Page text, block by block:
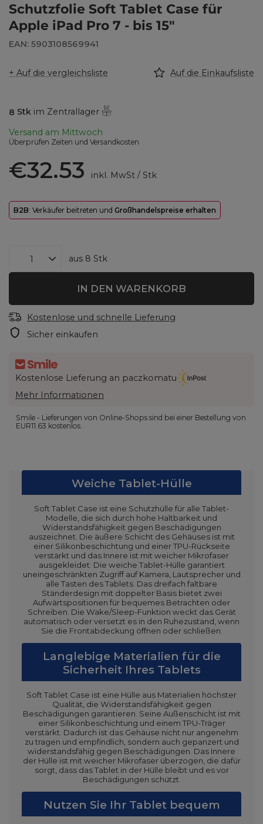
Schutzfolie Soft Tablet Case für
Apple iPad Pro 7 - bis 15"
EAN: 5903108569941
+ Auf die vergleichsliste Auf die Einkaufsliste
8 Stk im Zentrallager
Versand am Mittwoch
Überprüfen Zeiten und Versandkosten
€32.53 inkl. MwSt/ Stk
B2B: Verkäufer beitreten und Großhandelspreise erhalten
aus 8 Stk
IN DEN WARENKORB
Kostenlose und schnelle Lieferung
Sicher einkaufen
Kostenlose Lieferung an paczkomatu
Mehr Informationen
Smile - Lieferungen von Online-Shops sind bei einer Bestellung von
EUR11.63 kostenlos.
Weiche Tablet-Hülle
Soft Tablet Case ist eine Schutzhülle für alle Tablet-
Modelle, die sich durch hohe Haltbarkeit und
Widerstandsfähigkeit gegen Beschädigungen
auszeichnet. Die äußere Schicht des Gehäuses ist mit
einer Silikonbeschichtung und einer TPU-Rückseite
verstärkt und das Innere ist mit weicher Mikrofaser
ausgekleidet. Die weiche Tablet-Hülle garantiert
uneingeschränkten Zugriff auf Kamera, Lautsprecher und
alle Tasten des Tablets. Das dreifach faltbare
Ständerdesign mit doppelter Basis bietet zwei
Aufwärtspositionen für bequemes Betrachten oder
Schreiben. Die Wake/Sleep-Funktion weckt das Gerät
automatisch oder versetzt es in den Ruhezustand, wenn
Sie die Frontabdeckung öffnen oder schließen.
Langlebige Materialien für die
Sicherheit Ihres Tablets
Soft Tablet Case ist eine Hülle aus Materialien höchster
Qualität, die Widerstandsfähigkeit gegen
Beschädigungen garantieren. Seine Außenschicht ist mit
einer Silikonbeschichtung und einem TPU-Träger
verstärkt. Dadurch ist das Gehäuse nicht nur angenehm
zu tragen und empfindlich, sondern auch gepanzert und
widerstandsfähig gegen Beschädigungen. Das Innere
der Hülle ist mit weicher Mikrofaser überzogen, die dafür
sorgt, dass das Tablet in der Hülle bleibt und es vor
Beschädigungen schützt.
Nutzen Sie Ihr Tablet bequem